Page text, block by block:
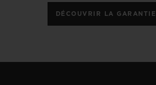
DÉCOUVRIR LA